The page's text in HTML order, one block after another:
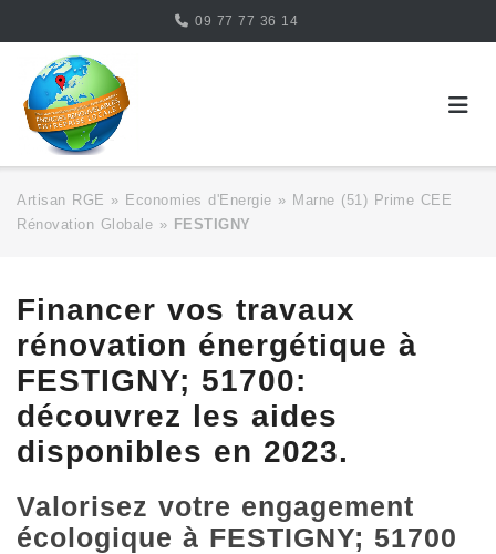
content
09 77 77 36 14
Artisan RGE » Economies d'Energie » Marne (51) Prime CEE
Rénovation Globale » FESTIGNY
Financer vos travaux
rénovation énergétique à
FESTIGNY; 51700:
découvrez les aides
disponibles en 2023.
Valorisez votre engagement
écologique à FESTIGNY; 51700